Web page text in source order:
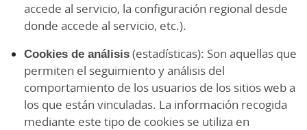
accede al servicio, la configuración regional desde
donde accede al servicio, etc.).
Cookies de análisis(estadísticas): Son aquellas que
permiten el seguimiento y análisis del
comportamiento de los usuarios de los sitios web a
los que están vinculadas. La información recogida
mediante este tipo de cookies se utiliza en